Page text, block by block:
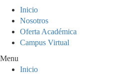
Inicio
Nosotros
Oferta Académica
Campus Virtual
Menu
Inicio